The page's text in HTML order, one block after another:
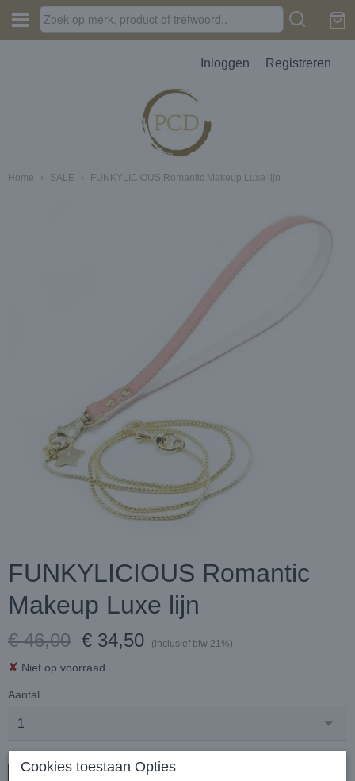
Inloggen Registreren
Home › SALE › FUNKYLICIOUS Romantic Makeup Luxe lijn
FUNKYLICIOUS Romantic
Makeup Luxe lijn
€ 46,00 € 34,50 (inclusief btw 21%)
✘ Niet op voorraad
Aantal
Cookies toestaan Opties